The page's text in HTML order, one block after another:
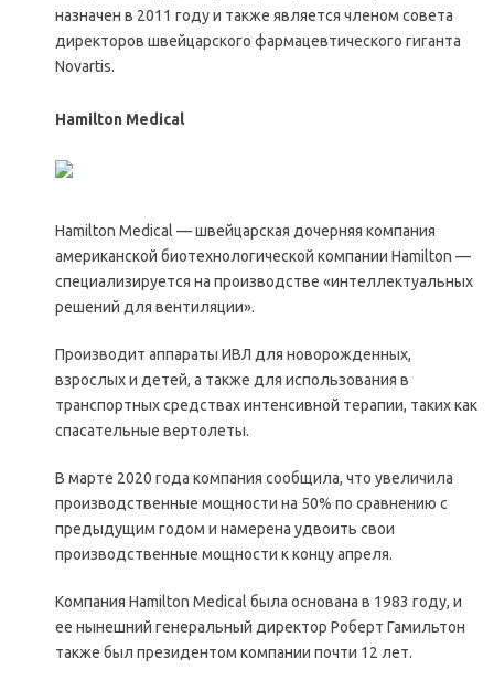
назначен в 2011 году и также является членом совета
директоров швейцарского фармацевтического гиганта
Novartis.
Hamilton Medical
Hamilton Medical — швейцарская дочерняя компания
американской биотехнологической компании Hamilton —
специализируется на производстве «интеллектуальных
решений для вентиляции».
Производит аппараты ИВЛ для новорожденных,
взрослых и детей, а также для использования в
транспортных средствах интенсивной терапии, таких как
спасательные вертолеты.
В марте 2020 года компания сообщила, что увеличила
производственные мощности на 50% по сравнению с
предыдущим годом и намерена удвоить свои
производственные мощности к концу апреля.
Компания Hamilton Medical была основана в 1983 году, и
ее нынешний генеральный директор Роберт Гамильтон
также был президентом компании почти 12 лет.